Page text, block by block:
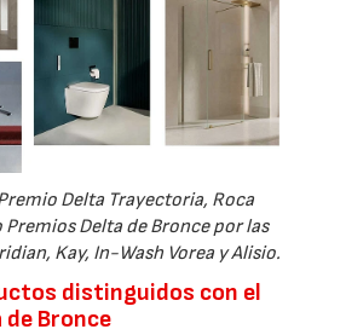
Delta Trayectoria, Roca
Delta de Bronce por las
Kay, In-Wash Vorea y Alisio.
distinguidos con el
Bronce